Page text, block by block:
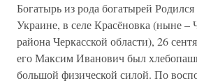
Богатырь из рода богатырей
Украине, в селе Красёновка (ныне –
района Черкасской области), 26
его Максим Иванович был
большой физической силой. По